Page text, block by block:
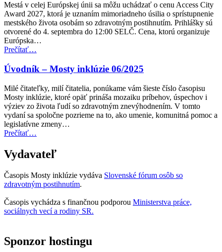
pre
verejnú
dopravu”
Mestá v celej Európskej únii sa môžu uchádzať o cenu Access City
Award 2027, ktorá je uznaním mimoriadneho úsilia o sprístupnenie
mestského života osobám so zdravotným postihnutím. Prihlášky sú
otvorené do 4. septembra do 12:00 SELČ. Cena, ktorú organizuje
Európska…
Prečítať“Cena
City
Award
za
rok
2027
teraz
otvorená
na
predkladanie
…
Úvodník – Mosty inklúzie 06/2025
Milé čitateľky, milí čitatelia, ponúkame vám šieste číslo časopisu
Mosty inklúzie, ktoré opäť prináša mozaiku príbehov, úspechov i
výziev zo života ľudí so zdravotným znevýhodnením. V tomto
vydaní sa spoločne pozrieme na to, ako umenie, komunitná pomoc a
legislatívne zmeny…
Prečítať“Úvodník
Mosty
inklúzie
…
Vydavateľ
Časopis Mosty inklúzie vydáva Slovenské fórum osôb so
zdravotným postihnutím.
Časopis vychádza s finančnou podporou Ministerstva práce,
sociálnych vecí a rodiny SR.
Sponzor hostingu